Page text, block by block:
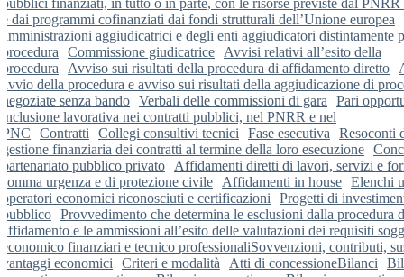
pubblici finanziati, in tutto o in parte, con le risorse previste dal
e dai programmi cofinanziati dai fondi strutturali dell’Unione europea
amministrazioni aggiudicatrici e degli enti aggiudicatori distintamente
procedura
Commissione giudicatrice
Avvisi relativi all’esito della
procedura
Avviso sui risultati della procedura di affidamento diretto
avvio della procedura e avviso sui risultati della aggiudicazione di
negoziate senza bando Verbali delle commissioni di gara
Pari
inclusione lavorativa nei contratti pubblici, nel PNRR e nel
PNC
Contratti Collegi consultivi tecnici Fase esecutiva
Resoconti
gestione finanziaria dei contratti al termine della loro esecuzione
partenariato pubblico privato
Affidamenti diretti di lavori, servizi e
somma urgenza e di protezione civile
Affidamenti in house Elenchi
operatori economici riconosciuti e certificazioni
Progetti di
pubblico Provvedimento che determina le esclusioni dalla procedura
affidamento e le ammissioni all’esito delle valutazioni dei requisiti
economico finanziari e tecnico professionaliSovvenzioni, contributi,
vantaggi economici
Criteri e modalità Atti di concessioneBilanci